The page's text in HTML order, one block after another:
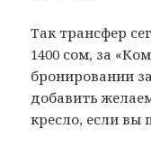
Так трансфер
1400 сом, за
бронировании
добавить
кресло, если вы